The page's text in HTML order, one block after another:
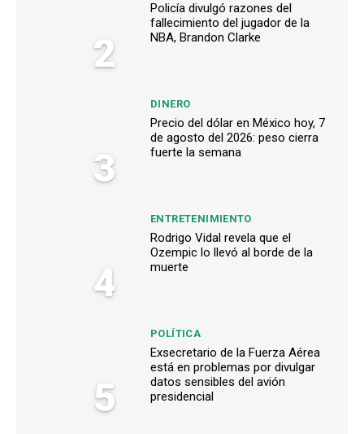
2
Policía divulgó razones del
fallecimiento del jugador de la
NBA, Brandon Clarke
3
DINERO
Precio del dólar en México hoy, 7
de agosto del 2026: peso cierra
fuerte la semana
4
ENTRETENIMIENTO
Rodrigo Vidal revela que el
Ozempic lo llevó al borde de la
muerte
5
POLÍTICA
Exsecretario de la Fuerza Aérea
está en problemas por divulgar
datos sensibles del avión
presidencial